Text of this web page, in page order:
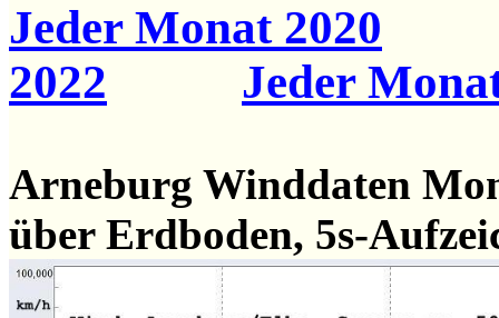
Jeder Monat 2020
2022
Jeder
Arneburg Winddaten
über Erdboden, 5s-